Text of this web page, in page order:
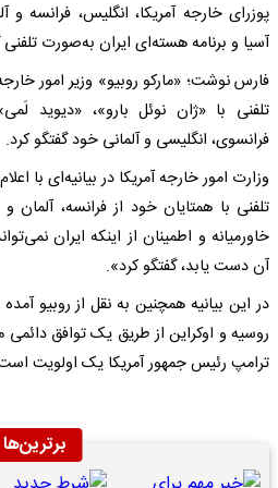
پوزرای خارجه آمریکا، انگلیس، فرانسه
آسیا و برنامه هسته‌ای ایران به‌صورت تلفنی
فارس نوشت؛ «مارکو روبیو» وزیر امور
تلفنی با «ژان نوئل بارو»، «دیوید
فرانسوی، انگلیسی و آلمانی خود گفتگو کرد.
وزارت امور خارجه آمریکا در بیانیه‌ای با
تلفنی با همتایان خود از فرانسه، آلمان
خاورمیانه و اطمینان از اینکه ایران
آن دست یابد، گفتگو کرد».
در این بیانیه همچنین به نقل از روبیو
روسیه و اوکراین از طریق یک توافق دائمی
ترامپ رئیس جمهور آمریکا یک اولویت
برترین‌ها